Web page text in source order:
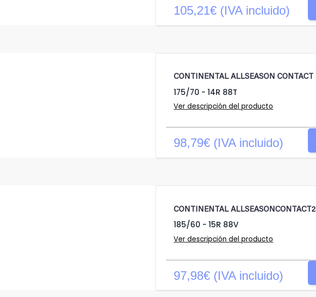
105,21€ (IVA incluido)
CONTINENTAL ALLSEASON CONTACT
175/70 - 14R 88T
Ver descripción del producto
98,79€ (IVA incluido)
CONTINENTAL ALLSEASONCONTACT2
185/60 - 15R 88V
Ver descripción del producto
97,98€ (IVA incluido)